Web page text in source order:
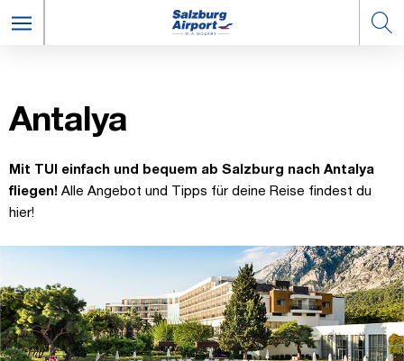
An­ta­lya
Mit TUI einfach und bequem ab Salzburg nach Antalya
fliegen! Alle Angebot und Tipps für deine Reise findest du
hier!